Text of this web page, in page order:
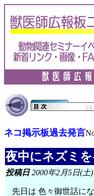
ネコ掲示板過去発言
夜中にネズミ
投稿日2000年2月5日(土
先日は 色々御世話に